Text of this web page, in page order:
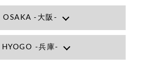
OSAKA -大阪-
大阪府大阪市北区小松原町1-27梅田エビスビル7F
HYOGO -兵庫-